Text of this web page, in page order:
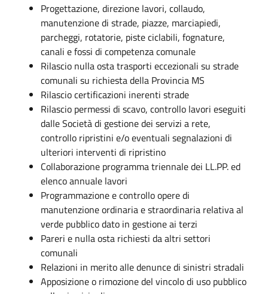
Progettazione, direzione lavori, collaudo,
manutenzione di strade, piazze, marciapiedi,
parcheggi, rotatorie, piste ciclabili, fognature,
canali e fossi di competenza comunale
Rilascio nulla osta trasporti eccezionali su strade
comunali su richiesta della Provincia MS
Rilascio certificazioni inerenti strade
Rilascio permessi di scavo, controllo lavori eseguiti
dalle Società di gestione dei servizi a rete,
controllo ripristini e/o eventuali segnalazioni di
ulteriori interventi di ripristino
Collaborazione programma triennale dei LL.PP. ed
elenco annuale lavori
Programmazione e controllo opere di
manutenzione ordinaria e straordinaria relativa al
verde pubblico dato in gestione ai terzi
Pareri e nulla osta richiesti da altri settori
comunali
Relazioni in merito alle denunce di sinistri stradali
Apposizione o rimozione del vincolo di uso pubblico